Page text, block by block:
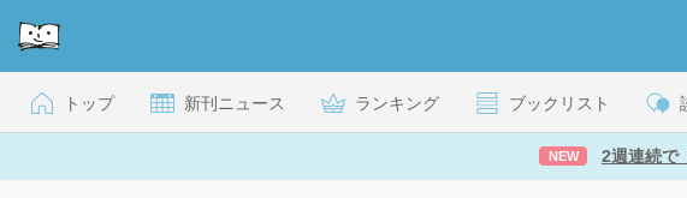
トップ 新刊ニュース ランキング ブックリスト
NEW 2週連続で